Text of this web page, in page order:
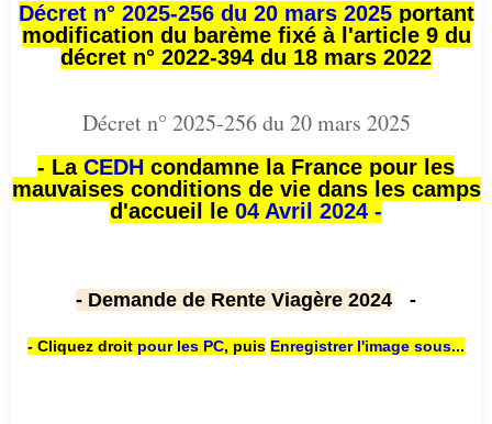
Décret n° 2025-256 du 20 mars 2025portant
modification du barème fixé à l'article 9 du
décret n° 2022-394 du 18 mars 2022
Décret n° 2025-256 du 20 mars 2025
- La CEDH condamne la France pour les
mauvaises conditions de vie dans les camps
d'accueil le 04 Avril 2024 -
- Demande de Rente Viagère 2024 -
- Cliquez droit pour les PC, puis Enregistrer l'image sous...